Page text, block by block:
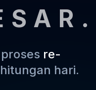
re-
hari.